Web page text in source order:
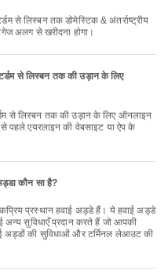
अलग से खरीदना होगा।
से लिस्बन तक की उड़ान के लिए
पहले एयरलाइन की वेबसाइट या ऐप के
कौन सा है?
प्रस्थान हवाई अड्डे हैं। ये हवाई अड्डे
अन्य सुविधाएँ प्रदान करते हैं जो आपकी
अड्डों की सुविधाओं और टर्मिनल लेआउट की